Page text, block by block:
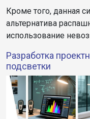
Кроме того, данная
альтернатива
использование
Разработка
подсветки